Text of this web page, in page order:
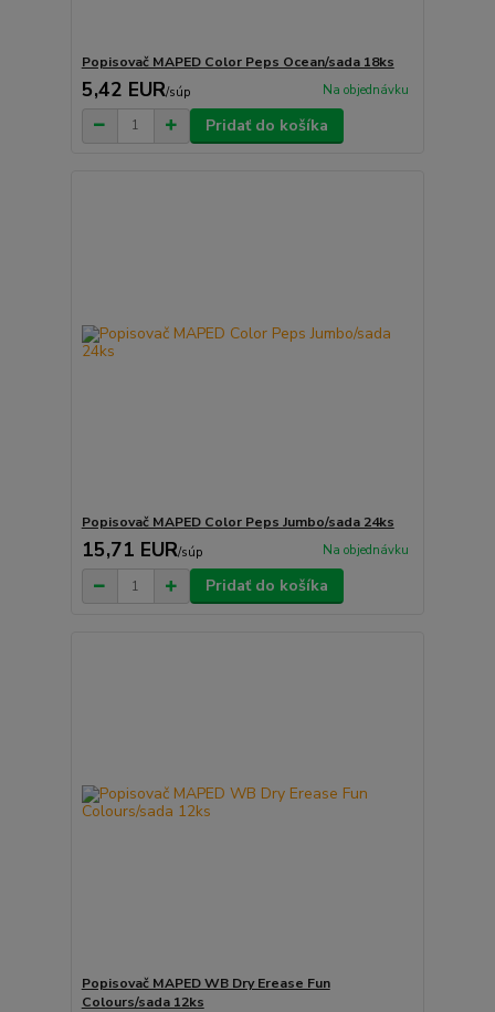
Popisovač MAPED Color Peps Ocean/sada 18ks
5,42 EUR/súp Na objednávku
Pridať do košíka
Popisovač MAPED Color Peps Jumbo/sada 24ks
15,71 EUR/súp Na objednávku
Pridať do košíka
Popisovač MAPED WB Dry Erease Fun
Colours/sada 12ks